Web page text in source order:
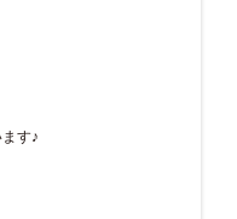
す♪